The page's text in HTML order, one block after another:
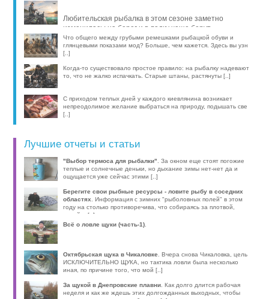
Любительская рыбалка в этом сезоне заметно
изменилась: на берег и в лодку чаще берут
компактные эхолоты, об [..]
Что общего между грубыми ремешками рыбацкой обуви и
глянцевыми показами мод? Больше, чем кажется. Здесь вы узн
[..]
Когда-то существовало простое правило: на рыбалку надевают
то, что не жалко испачкать. Старые штаны, растянуты [..]
С приходом теплых дней у каждого киевлянина возникает
непреодолимое желание выбраться на природу, подышать све
[..]
Лучшие отчеты и статьи
"Выбор термоса для рыбалки". За окном еще стоят погожие
теплые и солнечные деньки, но дыхание зимы нет-нет да и
ощущается уже сейчас этими [..]
Берегите свои рыбные ресурсы - ловите рыбу в соседних
областях
. Информация с зимних "рыболовных полей" в этом
году на столько противоречива, что собираясь за плотвой,
волей-н [..]
Всё о ловле щуки (часть-1)
Октябрьская щука в Чикаловке. Вчера снова Чикаловка, цель
ИСКЛЮЧИТЕЛЬНО ЩУКА, но тактика ловли была несколько
иная, по причине того, что мой [..]
За щукой в Днепровские плавни . Как долго длится рабочая
неделя и как же ждешь этих долгожданных выходных, чтобы